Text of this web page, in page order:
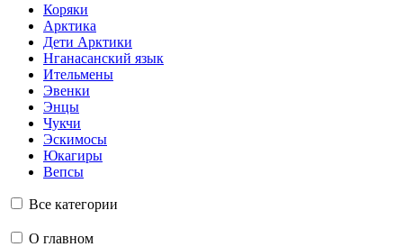
Коряки
Арктика
Дети Арктики
Нганасанский язык
Ительмены
Эвенки
Энцы
Чукчи
Эскимосы
Юкагиры
Вепсы
Все категории
О главном